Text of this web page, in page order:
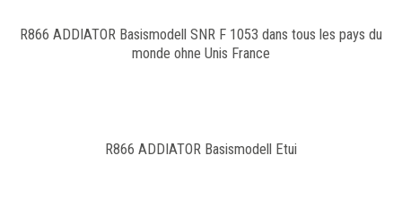
R866 ADDIATOR Basismodell SNR F 1053 dans tous les pays du
monde ohne Unis France
R866 ADDIATOR Basismodell Etui